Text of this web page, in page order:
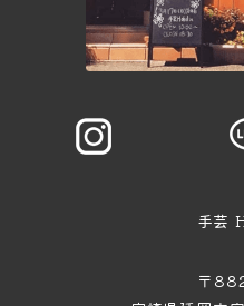
手芸
〒